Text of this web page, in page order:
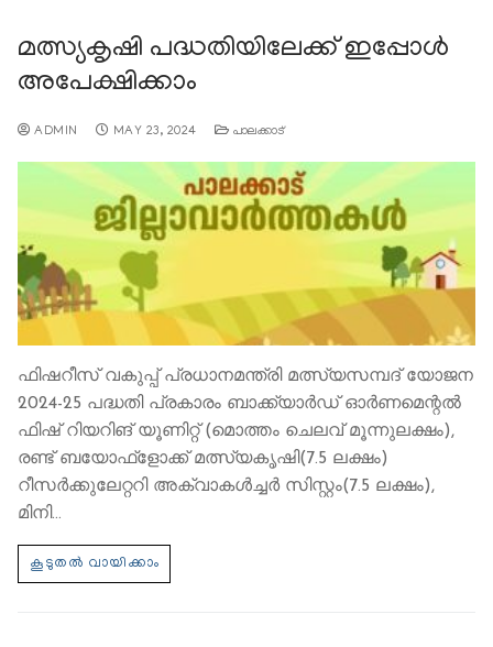
മത്സ്യകൃഷി പദ്ധതിയിലേക്ക് ഇപ്പോൾ
അപേക്ഷിക്കാം
ADMIN MAY 23, 2024 പാലക്കാട്
ഫിഷറീസ് വകുപ്പ് പ്രധാനമന്ത്രി മത്സ്യസമ്പദ് യോജന
2024-25 പദ്ധതി പ്രകാരം ബാക്ക്യാര്‍ഡ് ഓര്‍ണമെന്റല്‍
ഫിഷ് റിയറിങ് യൂണിറ്റ് (മൊത്തം ചെലവ് മൂന്നുലക്ഷം),
രണ്ട് ബയോഫ്ളോക്ക് മത്സ്യകൃഷി(7.5 ലക്ഷം)
റീസര്‍ക്കുലേറ്ററി അക്വാകള്‍ച്ചര്‍ സിസ്റ്റം(7.5 ലക്ഷം),
മിനി…